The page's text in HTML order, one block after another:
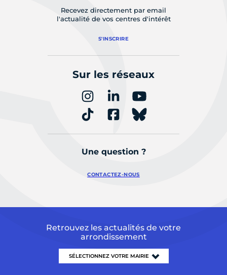
Recevez directement par email
l'actualité de vos centres d'intérêt
S'INSCRIRE
Sur les réseaux
Une question ?
CONTACTEZ-NOUS
Retrouvez les actualités de votre
arrondissement